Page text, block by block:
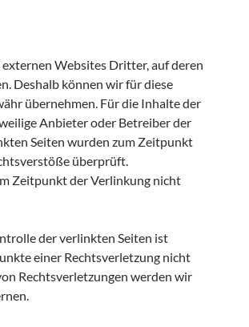
Websites Dritter, auf deren
Deshalb können wir für diese
übernehmen. Für die Inhalte der
Anbieter oder Betreiber der
Seiten wurden zum Zeitpunkt
überprüft.
Zeitpunkt der Verlinkung nicht
der verlinkten Seiten ist
einer Rechtsverletzung nicht
Rechtsverletzungen werden wir